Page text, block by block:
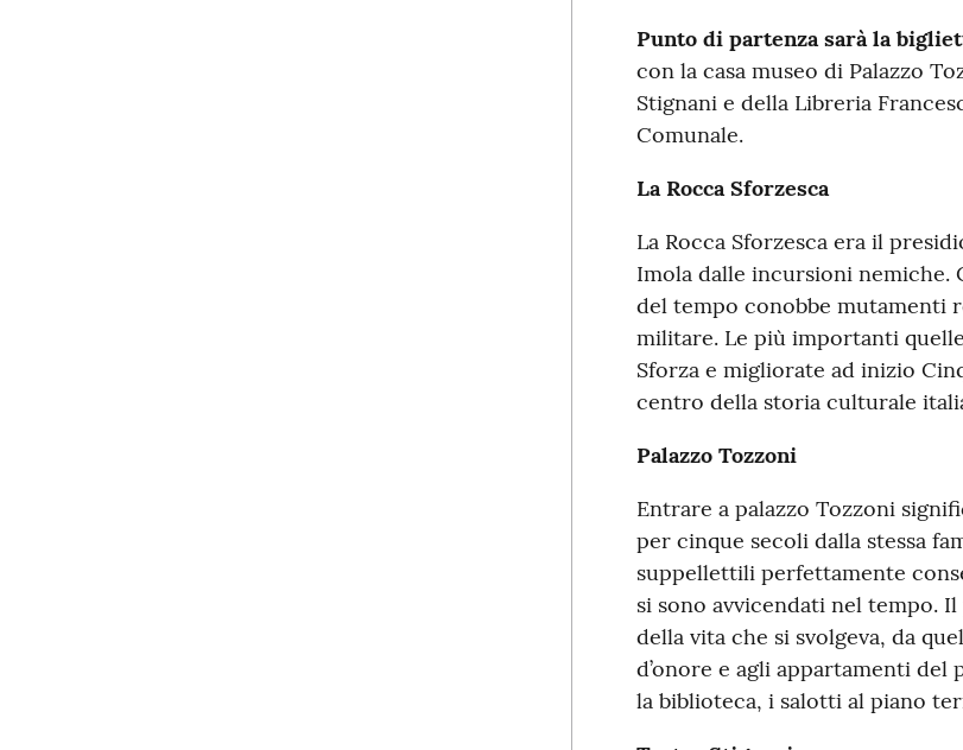
Punto di partenza sarà la
con la casa museo di Palazzo
Stignani e della Libreria
Comunale.
La Rocca Sforzesca
La Rocca Sforzesca era il
Imola dalle incursioni nemiche.
del tempo conobbe mutamenti
militare. Le più importanti
Sforza e migliorate ad inizio
centro della storia culturale
Palazzo Tozzoni
Entrare a palazzo Tozzoni
per cinque secoli dalla stessa
suppellettili perfettamente
si sono avvicendati nel tempo.
della vita che si svolgeva, da
d’onore e agli appartamenti
la biblioteca, i salotti al piano